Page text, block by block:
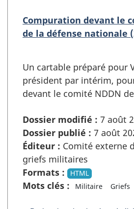
Compuration devant le
de la défense nationale
Un cartable préparé pour
président par intérim,
devant le comité NDDN
Dossier modifié : 7 août
Dossier publié : 7 août
Éditeur : Comité externe
griefs militaires
Formats :
HTML
Mots clés : Militaire Griefs